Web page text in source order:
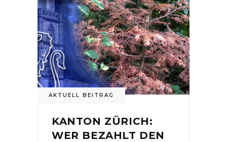
AKTUELL BEITRAG
KANTON ZÜRICH:
WER BEZAHLT DEN